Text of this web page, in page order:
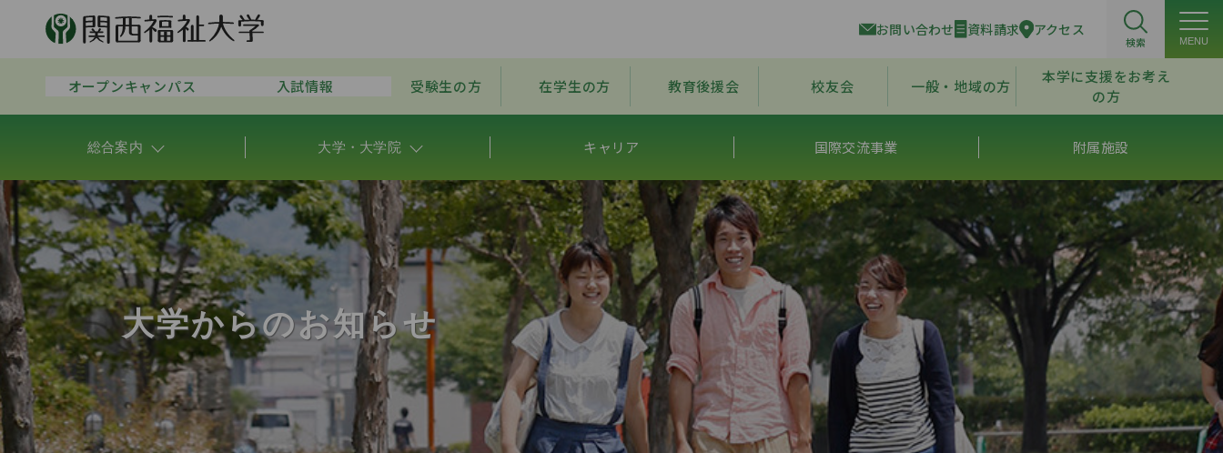
お問い合わせ 資料請求 アクセス
検索 MENU
オープンキャンパス 入試情報 受験生の方 在学生の方 教育後援会 校友会 一般・地域の方
本学に支援をお考え
の方
総合案内 大学・大学院 キャリア 国際交流事業 附属施設
大学からのお知らせ